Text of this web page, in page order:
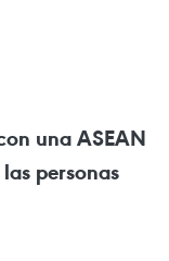
una ASEAN
personas